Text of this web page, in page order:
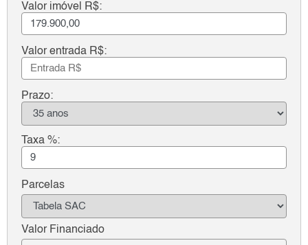
Valor imóvel R$:
Valor entrada R$:
Prazo:
Taxa %:
Parcelas
Valor Financiado